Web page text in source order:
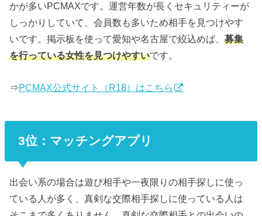
かが多いPCMAXです。運営年数が長くセキュリティーが
しっかりしていて、会員数も多いため相手を見つけやす
いです。掲示板を使って愛知や名古屋で絞込めば、募集
を行っている女性を見つけやすいです。
⇒PCMAX公式サイト（R18）はこちら
3位：マッチングアプリ
出会い系の場合は遊び相手や一夜限りの相手探しに使っ
ている人が多く、真剣な交際相手探しに使っている人は